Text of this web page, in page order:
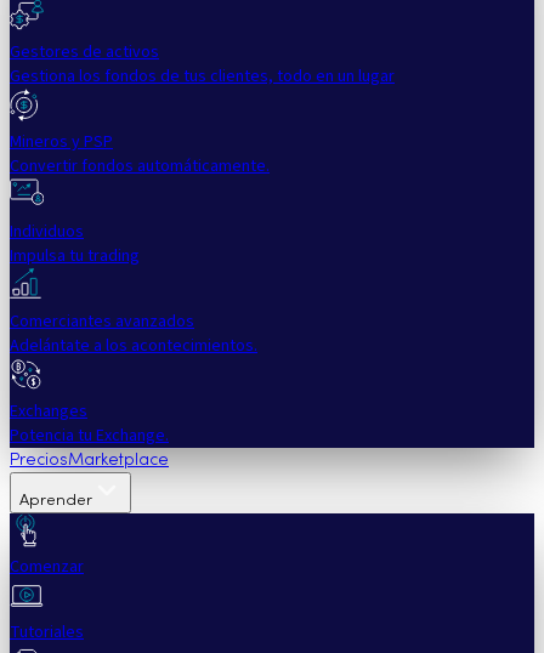
Gestores de activos
Gestiona los fondos de tus clientes, todo en un lugar
Mineros y PSP
Convertir fondos automáticamente.
Individuos
Impulsa tu trading
Comerciantes avanzados
Adelántate a los acontecimientos.
Exchanges
Potencia tu Exchange.
PreciosMarketplace
Aprender
Comenzar
Tutoriales